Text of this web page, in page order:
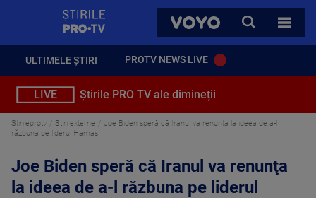
VOYO
CAUTA
TOATE
ULTIMELE ȘTIRI PROTV NEWS LIVE
LIVE Știrile PRO TV ale dimineții
Stirileprotv Stiri externe
Joe Biden speră că Iranul va renunţa la ideea de a-l
răzbuna pe liderul Hamas
Joe Biden speră că Iranul va renunţa
la ideea de a-l răzbuna pe liderul